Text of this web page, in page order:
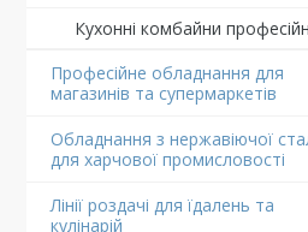
Кухонні комбайни
Професійне обладнання для
магазинів та супермаркетів
Обладнання з нержавіючої
для харчової промисловості
Лінії роздачі для їдалень та
кулінарій